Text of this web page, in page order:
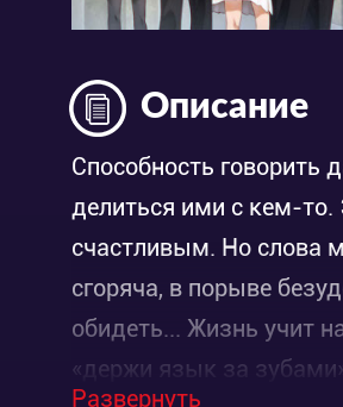
Описание
Способность говорить
делиться ими с кем-то.
счастливым. Но слова
сгоряча, в порыве
обидеть... Жизнь учит
«держи язык за
Развернуть